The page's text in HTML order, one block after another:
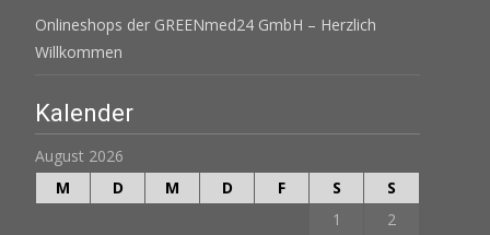
Onlineshops der GREENmed24 GmbH – Herzlich
Willkommen
Kalender
August 2026
M
D M D F S
S
1
2